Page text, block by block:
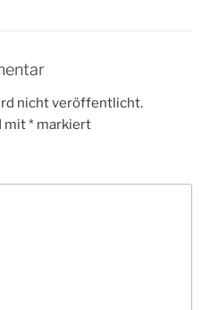
nicht veröffentlicht.
mit* markiert